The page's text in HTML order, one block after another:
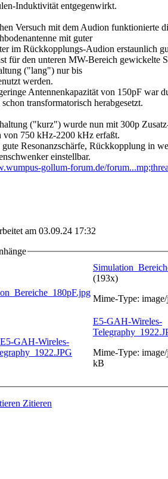
Induktivität entgegenwirkt.
Versuch mit dem Audion funktionierte
mit guter
im Rückkopplungs-Audion erstaunlich
für den unteren MW-Bereich gewickelte
("lang") nur bis
werden.
Antennenkapazität von 150pF war
transformatorisch herabgesetzt.
("kurz") wurde nun mit 300p
von 750 kHz-2200 kHz erfaßt.
Resonanzschärfe, Rückkopplung in
einstellbar.
gollum-forum.de/
am 03.09.24 17:32
(193x)
Mime-Type:
E5-GAH-Wireles-
Mime-Type:
kB
Zitieren